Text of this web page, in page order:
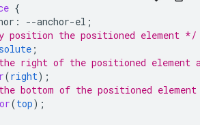
{
: --anchor-el ;
position the positioned element */
;
right of the positioned element
(right);
bottom of the positioned
(top);